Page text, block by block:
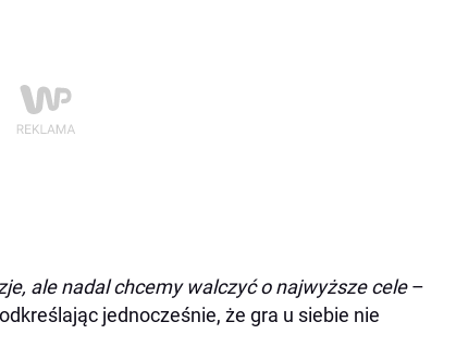
ale nadal chcemy walczyć o najwyższe cele–
jednocześnie, że gra u siebie nie